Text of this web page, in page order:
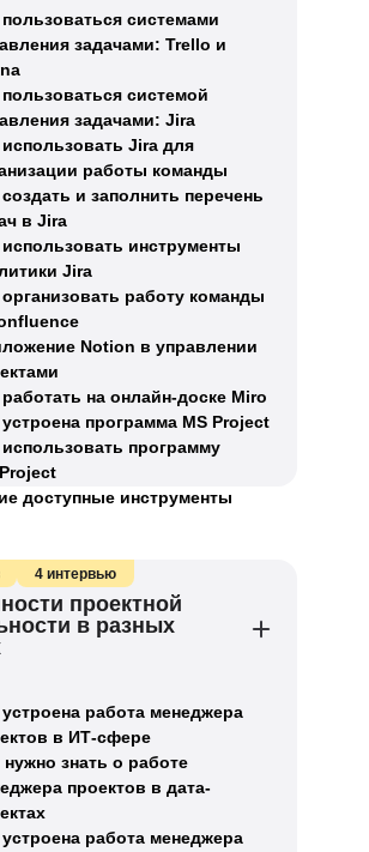
пользоваться системами
задачами: Trello и
пользоваться системой
задачами: Jira
использовать Jira для
работы команды
создать и заполнить перечень
в Jira
использовать инструменты
Jira
организовать работу команды
Notion в управлении
работать на онлайн-доске Miro
устроена программа MS Project
использовать программу
доступные инструменты
4 интервью
проектной
в разных
устроена работа менеджера
в ИТ-сфере
нужно знать о работе
проектов в дата-
устроена работа менеджера